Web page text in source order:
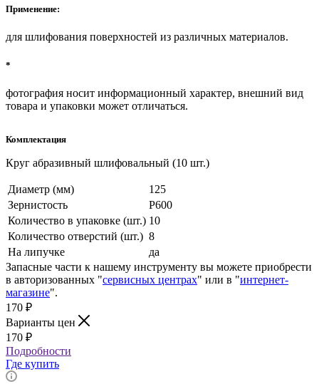
Применение:
для шлифования поверхностей из различных материалов.
*
фотография носит информационный характер, внешний вид
товара и упаковки может отличаться.
Комплектация
Круг абразивный шлифовальный (10 шт.)
Диаметр (мм)
125
Зернистость
P600
Количество в упаковке (шт.) 10
Количество отверстий (шт.) 8
На липучке
да
Запасные части к нашему инструменту вы можете приобрести
в авторизованных "сервисных центрах" или в "интернет-
магазине".
170 ₽
Варианты цен
170 ₽
Подробности
Где купить